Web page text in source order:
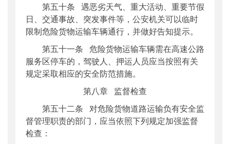
第五十条 遇恶劣天气、重大活动、重要节假
日、交通事故、突发事件等，公安机关可以临时
限制危险货物运输车辆通行，并做好告知提示。
第五十一条 危险货物运输车辆需在高速公路
服务区停车的，驾驶人、押运人员应当按照有关
规定采取相应的安全防范措施。
第八章 监督检查
第五十二条 对危险货物道路运输负有安全监
督管理职责的部门，应当依照下列规定加强监督
检查：